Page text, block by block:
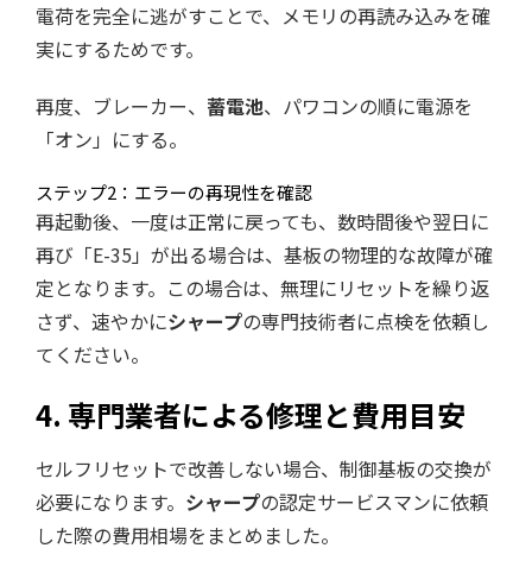
電荷を完全に逃がすことで、メモリの再読み込みを確
実にするためです。
再度、ブレーカー、 蓄電池、パワコンの順に電源を
「オン」にする。
ステップ2：エラーの再現性を確認
再起動後、一度は正常に戻っても、数時間後や翌日に
再び「E-35」が出る場合は、基板の物理的な故障が確
定となります。この場合は、無理にリセットを繰り返
さず、速やかにシャープの専門技術者に点検を依頼し
てください。
4. 専門業者による修理と費用目安
セルフリセットで改善しない場合、制御基板の交換が
必要になります。 シャープの認定サービスマンに依頼
した際の費用相場をまとめました。